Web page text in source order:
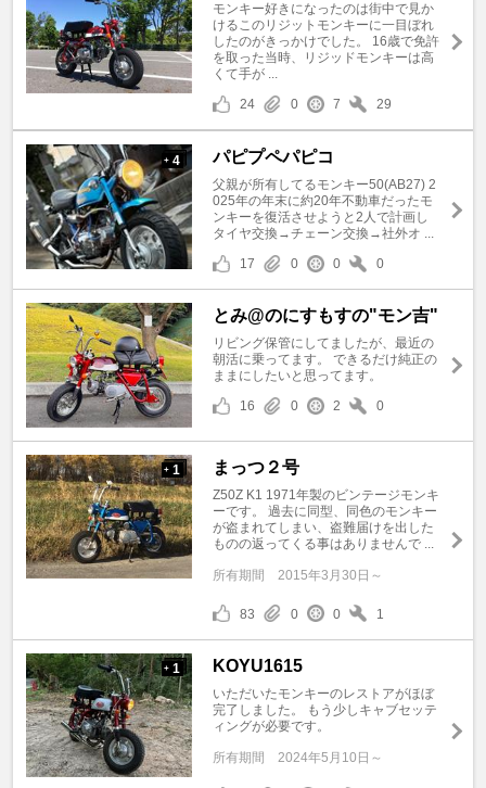
モンキー好きになったのは街中で見か
けるこのリジットモンキーに一目ぼれ
したのがきっかけでした。 16歳で免許
を取った当時、リジッドモンキーは高
くて手が ...
24
0 7 29
+ 4 パピプペパピコ
父親が所有してるモンキー50(AB27) 2
025年の年末に約20年不動車だったモ
ンキーを復活させようと2人で計画し
タイヤ交換→チェーン交換→社外オ ...
17
0 0 0
とみ@のにすもすの"モン吉"
リビング保管にしてましたが、最近の
朝活に乗ってます。 できるだけ純正の
ままにしたいと思ってます。
16
0 2 0
+ 1 まっつ２号
Z50Z K1 1971年製のビンテージモンキ
ーです。 過去に同型、同色のモンキー
が盗まれてしまい、盗難届けを出した
ものの返ってくる事はありませんで ...
所有期間 2015年3月30日～
83 0 0 1
+ 1 KOYU1615
いただいたモンキーのレストアがほぼ
完了しました。 もう少しキャブセッテ
ィングが必要です。
所有期間 2024年5月10日～